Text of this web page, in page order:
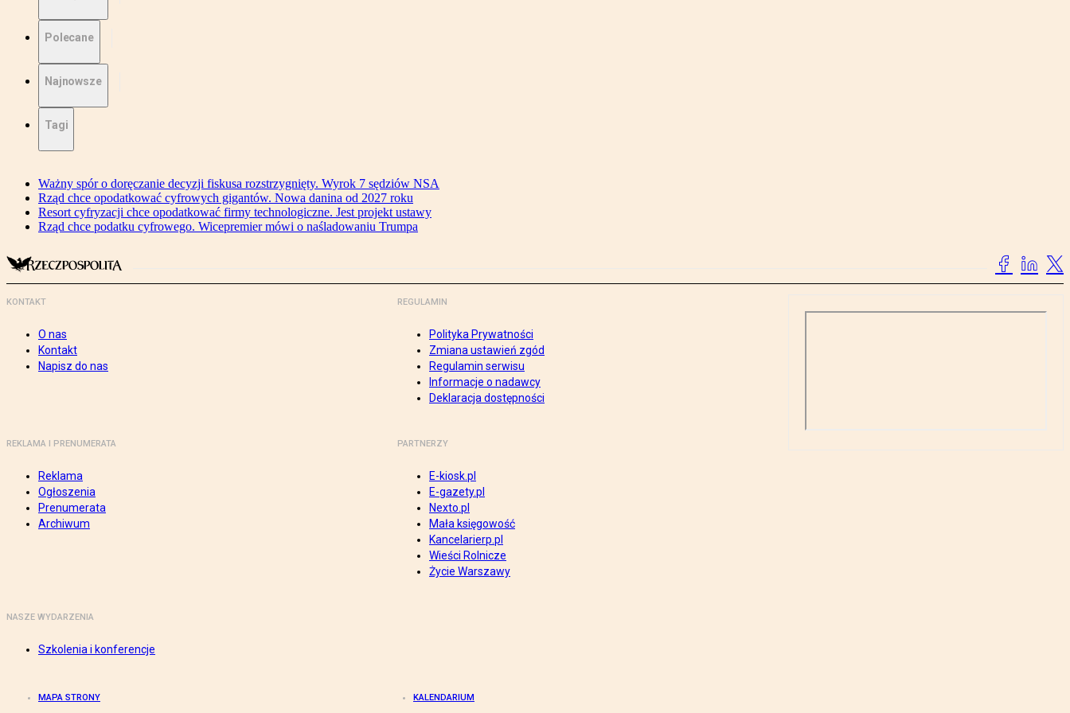
Polecane
Najnowsze
Tagi
Ważny spór o doręczanie decyzji fiskusa rozstrzygnięty. Wyrok 7 sędziów NSA
Rząd chce opodatkować cyfrowych gigantów. Nowa danina od 2027 roku
Resort cyfryzacji chce opodatkować firmy technologiczne. Jest projekt ustawy
Rząd chce podatku cyfrowego. Wicepremier mówi o naśladowaniu Trumpa
KONTAKT
O nas
Kontakt
Napisz do nas
REGULAMIN
Polityka Prywatności
Zmiana ustawień zgód
Regulamin serwisu
Informacje o nadawcy
Deklaracja dostępności
REKLAMA I PRENUMERATA
Reklama
Ogłoszenia
Prenumerata
Archiwum
PARTNERZY
E-kiosk.pl
E-gazety.pl
Nexto.pl
Mała księgowość
Kancelarierp.pl
Wieści Rolnicze
Życie Warszawy
NASZE WYDARZENIA
Szkolenia i konferencje
MAPA STRONY KALENDARIUM